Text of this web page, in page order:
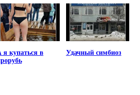
я купаться в
Удачный симбиоз